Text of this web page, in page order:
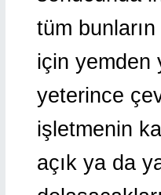
tüm
için yemden
yeterince
işletmenin
açık ya da